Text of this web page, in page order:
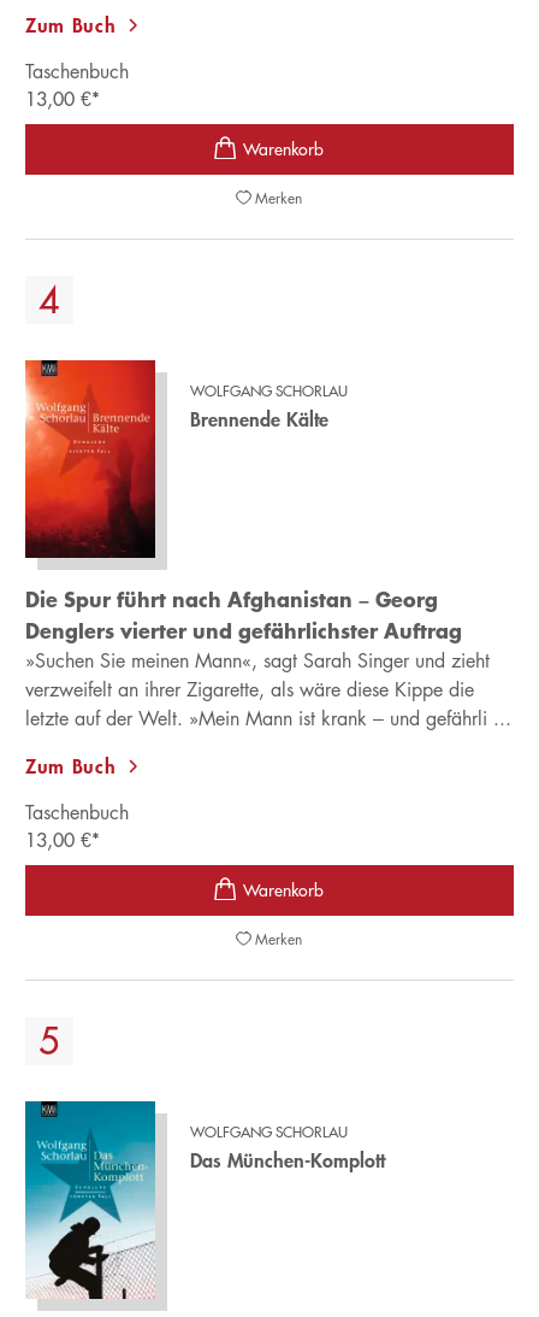
Zum Buch
Taschenbuch
13,00 €*
Merken
WOLFGANG SCHORLAU
Brennende Kälte
Die Spur führt nach Afghanistan – Georg
Denglers vierter und gefährlichster Auftrag
»Suchen Sie meinen Mann«, sagt Sarah Singer und zieht
verzweifelt an ihrer Zigarette, als wäre diese Kippe die
letzte auf der Welt. »Mein Mann ist krank – und gefährli ...
Zum Buch
Taschenbuch
13,00 €*
Merken
WOLFGANG SCHORLAU
Das München-Komplott